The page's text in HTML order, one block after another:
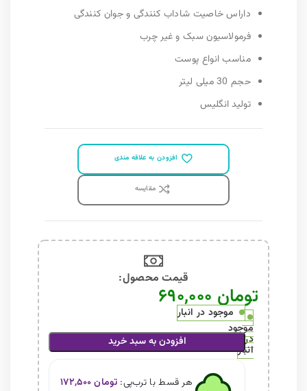
داراس خاصیت شاداب کنندگی و جوان کنندگی
فرمولاسیون سبک و غیر چرب
مناسب انواع پوست
حجم 30 میلی لیتر
تولید انگلیس
افزودن به علاقه مندی
مقايسه
قیمت محصول:​
۶۹۰,۰۰۰ تومان
موجود
در
انبار
موجود در انبار
افزودن به سبد خرید
هر قسط با ترب‌پی: ۱۷۲,۵۰۰تومان